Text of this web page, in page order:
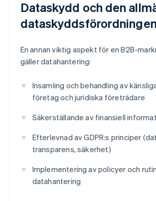
Dataskydd och den
En annan viktig aspekt för en B2B-
gäller datahantering:
Insamling och behandling av
företag och juridiska företrädare
Säkerställande av finansiell
Efterlevnad av GDPR:s principer
transparens, säkerhet)
Implementering av policyer och
datahantering